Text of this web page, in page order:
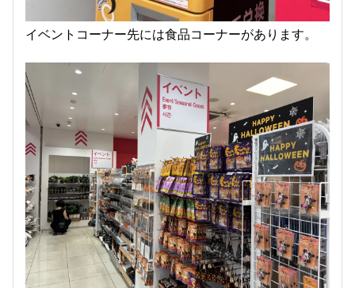
イベントコーナー先には食品コーナーがあります。